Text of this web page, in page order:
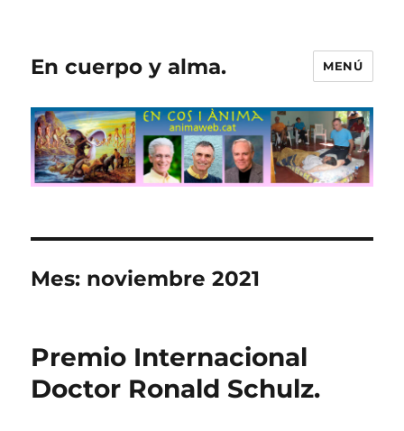
En cuerpo y alma. MENÚ
Mes: noviembre 2021
Premio Internacional
Doctor Ronald Schulz.